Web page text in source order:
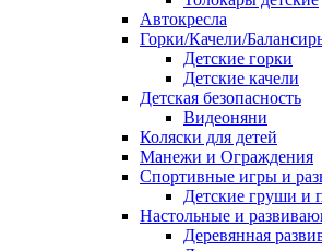
Автокресла
Горки/Качели/
Детские горки
Детские качели
Детская безопасность
Видеоняни
Коляски для детей
Манежи и Ограждения
Спортивные игры и
Детские груши и
Настольные и
Деревянная